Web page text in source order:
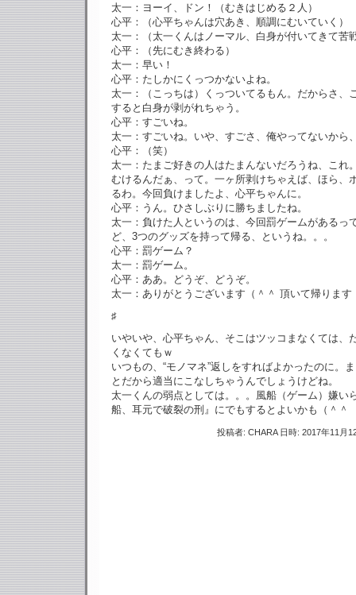
太一：ヨーイ、ドン！（むきはじめる２人）
心平：（心平ちゃんは穴あき、順調にむいていく）
太一：（太一くんはノーマル、白身が付いてきて苦
心平：（先にむき終わる）
太一：早い！
心平：たしかにくっつかないよね。
太一：（こっちは）くっついてるもん。だからさ、
すると白身が剥がれちゃう。
心平：すごいね。
太一：すごいね。いや、すごさ、俺やってないから
心平：（笑）
太一：たまご好きの人はたまんないだろうね、これ
むけるんだぁ、って。一ヶ所剥けちゃえば、ほら、
るわ。今回負けましたよ、心平ちゃんに。
心平：うん。ひさしぶりに勝ちましたね。
太一：負けた人というのは、今回罰ゲームがあるっ
ど、3つのグッズを持って帰る、というね。。。
心平：罰ゲーム？
太一：罰ゲーム。
心平：ああ。どうぞ、どうぞ。
太一：ありがとうございます（＾＾ 頂いて帰ります
♯
いやいや、心平ちゃん、そこはツッコまなくては、
くなくてもｗ
いつもの、“モノマネ”返しをすればよかったのに。
とだから適当にこなしちゃうんでしょうけどね。
太一くんの弱点としては。。。風船（ゲーム）嫌い
船、耳元で破裂の刑』にでもするとよいかも（＾＾
投稿者: CHARA 日時: 2017年11月